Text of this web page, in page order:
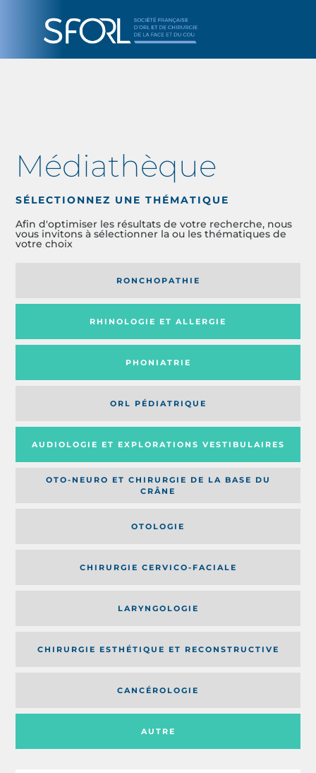
Médiathèque
SÉLECTIONNEZ UNE THÉMATIQUE
Afin d'optimiser les résultats de votre recherche, nous
vous invitons à sélectionner la ou les thématiques de
votre choix
RONCHOPATHIE
RHINOLOGIE ET ALLERGIE
PHONIATRIE
ORL PÉDIATRIQUE
AUDIOLOGIE ET EXPLORATIONS VESTIBULAIRES
OTO-NEURO ET CHIRURGIE DE LA BASE DU
CRÂNE
OTOLOGIE
CHIRURGIE CERVICO-FACIALE
AUTRE
LARYNGOLOGIE
CHIRURGIE ESTHÉTIQUE ET RECONSTRUCTIVE
CANCÉROLOGIE